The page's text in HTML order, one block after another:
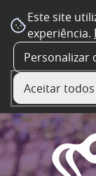
Este site
experiência.
Personalizar
Aceitar